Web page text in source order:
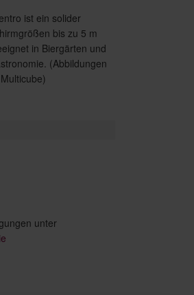
ist ein solider
bis zu 5 m
in Biergärten und
(Abbildungen
unter